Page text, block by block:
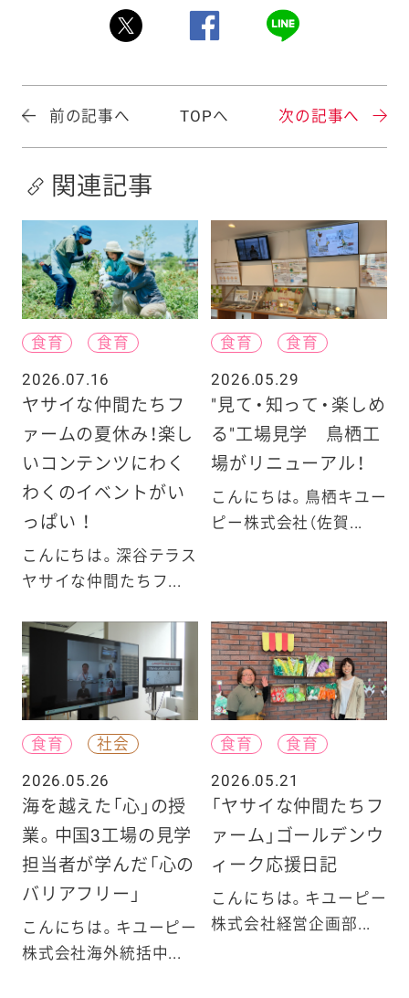
前の記事へ TOPへ 次の記事へ
関連記事
食育
食育
2026.07.16
ヤサイな仲間たちフ
ァームの夏休み！楽し
いコンテンツにわく
わくのイベントがい
っぱい ！
こんにちは。深谷テラス
ヤサイな仲間たちフ...
食育
食育
2026.05.29
"見て・知って・楽しめ
る"工場見学 鳥栖工
場がリニューアル！
こんにちは。鳥栖キユー
ピー株式会社（佐賀...
食育
社会
2026.05.26
海を越えた「心」の授
業。中国3工場の見学
担当者が学んだ「心の
バリアフリー」
こんにちは。キユーピー
株式会社海外統括中...
食育
食育
2026.05.21
「ヤサイな仲間たちフ
ァーム」ゴールデンウ
ィーク応援日記
こんにちは。キユーピー
株式会社経営企画部...